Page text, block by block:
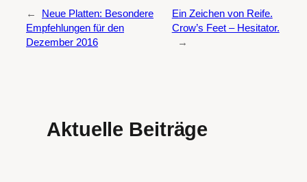
←
Neue Platten: Besondere
Empfehlungen für den
Dezember 2016
Ein Zeichen von Reife.
Crow’s Feet – Hesitator.
→
Aktuelle Beiträge